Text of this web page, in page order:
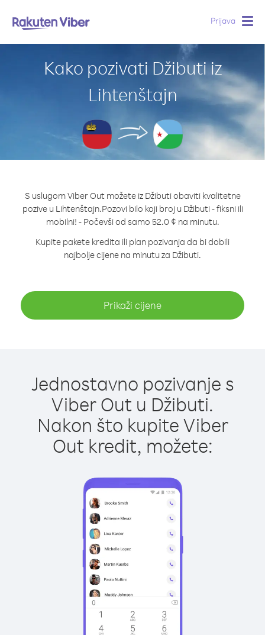
Prijava
Kako pozivati Džibuti iz
Lihtenštajn
S uslugom Viber Out možete iz Džibuti obaviti kvalitetne
pozive u Lihtenštajn.Pozovi bilo koji broj u Džibuti - fiksni ili
mobilni! - Počevši od samo 52.0 ¢ na minutu.
Kupite pakete kredita ili plan pozivanja da bi dobili
najbolje cijene na minutu za Džibuti.
Prikaži cijene
Jednostavno pozivanje s
Viber Out u Džibuti.
Nakon što kupite Viber
Out kredit, možete: